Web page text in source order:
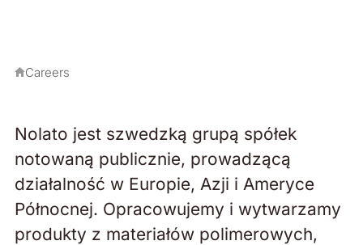
Careers
Nolato jest szwedzką grupą spółek
notowaną publicznie, prowadzącą
działalność w Europie, Azji i Ameryce
Północnej. Opracowujemy i wytwarzamy
produkty z materiałów polimerowych,